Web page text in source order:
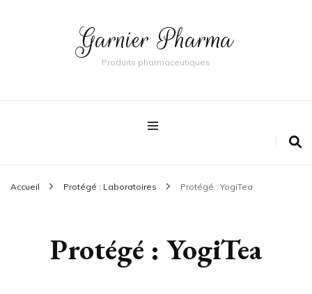
Garnier Pharma
Produits pharmaceutiques
Accueil Protégé : Laboratoires Protégé : YogiTea
Protégé : YogiTea